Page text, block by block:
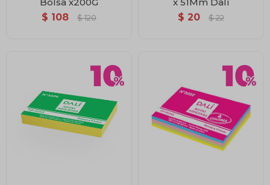
$ 108 $ 120
$ 20 $ 22